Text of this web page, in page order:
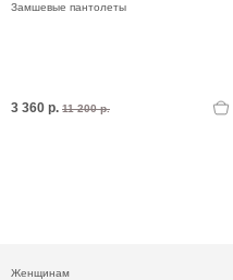
Замшевые пантолеты
3 360 р. 11 200 р.
Женщинам